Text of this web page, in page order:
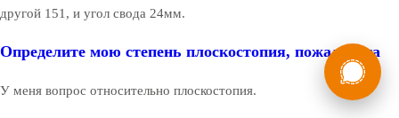
другой 151, и угол свода 24мм.
Определите мою степень плоскостопия, пожалуйста
У меня вопрос относительно плоскостопия.
Мы в России
консультация
8 (800) 775-35-89